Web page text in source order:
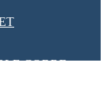
COBRE